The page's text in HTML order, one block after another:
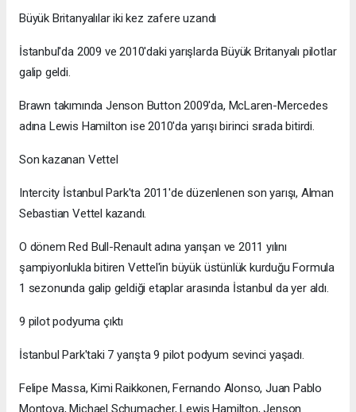
Büyük Britanyalılar iki kez zafere uzandı
İstanbul'da 2009 ve 2010'daki yarışlarda Büyük Britanyalı pilotlar
galip geldi.
Brawn takımında Jenson Button 2009'da, McLaren-Mercedes
adına Lewis Hamilton ise 2010'da yarışı birinci sırada bitirdi.
Son kazanan Vettel
Intercity İstanbul Park'ta 2011'de düzenlenen son yarışı, Alman
Sebastian Vettel kazandı.
O dönem Red Bull-Renault adına yarışan ve 2011 yılını
şampiyonlukla bitiren Vettel'in büyük üstünlük kurduğu Formula
1 sezonunda galip geldiği etaplar arasında İstanbul da yer aldı.
9 pilot podyuma çıktı
İstanbul Park'taki 7 yarışta 9 pilot podyum sevinci yaşadı.
Felipe Massa, Kimi Raikkonen, Fernando Alonso, Juan Pablo
Montoya, Michael Schumacher, Lewis Hamilton, Jenson